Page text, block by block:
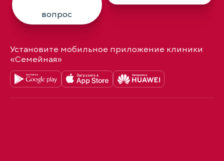
вопрос
Установите мобильное приложение клиники
«Семейная»